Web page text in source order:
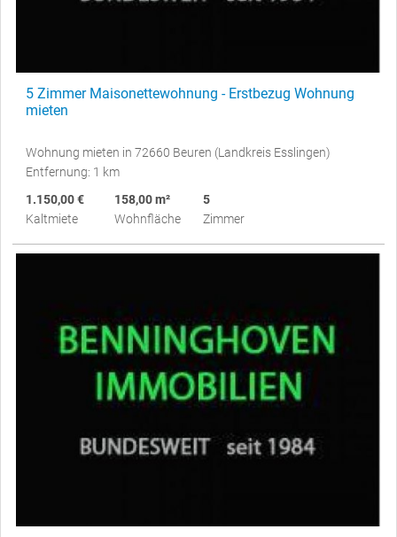
5 Zimmer Maisonettewohnung - Erstbezug Wohnung
mieten
Wohnung mieten in 72660 Beuren (Landkreis Esslingen)
Entfernung: 1 km
1.150,00 €
Kaltmiete
158,00 m²
Wohnfläche
5
Zimmer